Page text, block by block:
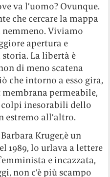
va l’uomo? Ovunque.
che cercare la mappa
nemmeno. Viviamo
apertura e
La libertà è
di meno scatena
che intorno a esso gira,
permeabile,
inesorabili dello
estremo all’altro.
Kruger,è un
1989, lo urlava a lettere
e incazzata,
non c’è più scampo